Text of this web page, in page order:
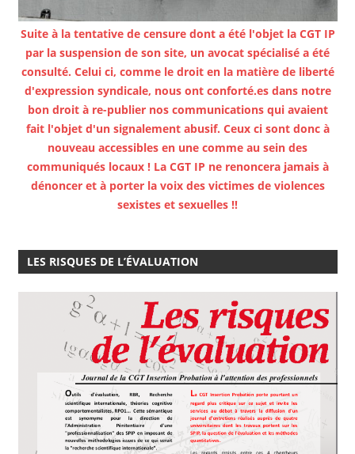
Suite à la tentative de censure dont a été l'objet la CGT IP
par la suspension de son site, un avocat spécialisé a été
consulté. Celui ci, comme le droit en la matière de liberté
d'expression syndicale, nous ont conforté.es dans notre
bon droit à re-publier nos communications qui avaient
fait l'objet d'un signalement abusif. Ceux ci sont donc à
nouveau accessibles en une comme au sein des
communiqués locaux ! La CGT IP ne renoncera jamais à
dénoncer et à porter la voix des victimes de violences
sexistes et sexuelles !!
LES RISQUES DE L’ÉVALUATION